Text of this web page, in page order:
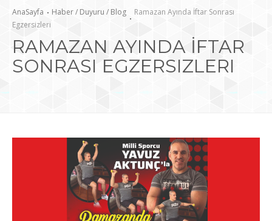
KURUMSAL
GALERİ
AnaSayfa Haber / Duyuru / Blog
Ramazan Ayında İftar Sonrası
Egzersizleri
RAMAZAN AYINDA İFTAR
SONRASI EGZERSIZLERI